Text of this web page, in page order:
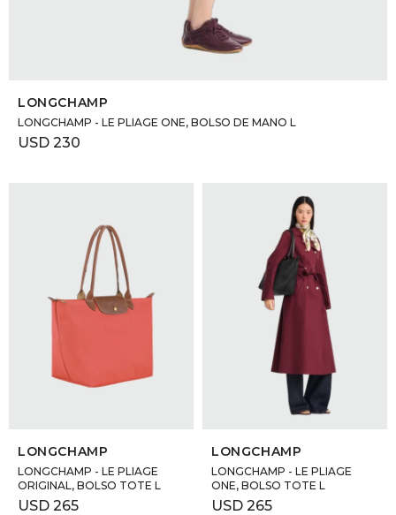
LONGCHAMP
LONGCHAMP - LE PLIAGE ONE, BOLSO DE MANO L
USD 230
LONGCHAMP
LONGCHAMP - LE PLIAGE
ORIGINAL, BOLSO TOTE L
USD 265
SELECCIONAR TALLE
LONGCHAMP
LONGCHAMP - LE PLIAGE
ONE, BOLSO TOTE L
USD 265